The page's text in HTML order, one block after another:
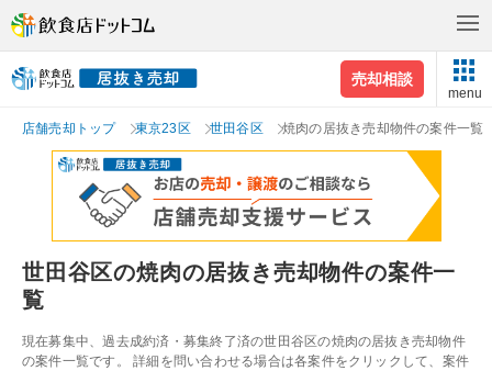
売却相談
menu
店舗売却トップ 東京23区 世田谷区 焼肉の居抜き売却物件の案件一覧
世田谷区の焼肉の居抜き売却物件の案件一
覧
現在募集中、過去成約済・募集終了済の世田谷区の焼肉の居抜き売却物件
の案件一覧です。 詳細を問い合わせる場合は各案件をクリックして、案件